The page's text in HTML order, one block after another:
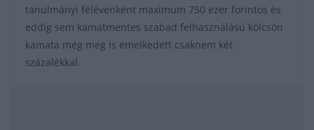
tanulmányi félévenként maximum 750 ezer forintos és
eddig sem kamatmentes szabad felhasználású kölcsön
kamata még meg is emelkedett csaknem két
százalékkal.